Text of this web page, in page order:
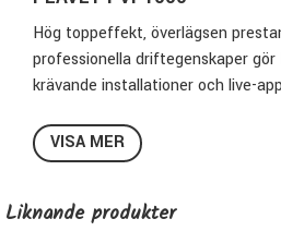
Hög toppeffekt, överlägsen
professionella driftegenskaper
krävande installationer och live-
Stereoläge: 215W+215W @ 8
Ohm - 410W+410W @ 2 Ohm
Stegade volymkontroller
VISA MER
Liknande produkter